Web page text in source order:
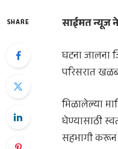
SHARE
साईमत न्यूज
घटना जालना
परिसरात
मिळालेल्या
घेण्यासाठी
सहभागी